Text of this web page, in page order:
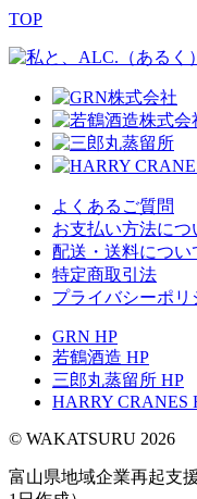
TOP
よくあるご質問
お支払い方法につ
配送・送料につい
特定商取引法
プライバシーポリ
GRN HP
若鶴酒造 HP
三郎丸蒸留所 HP
HARRY CRANES
© WAKATSURU 2026
富山県地域企業再起支